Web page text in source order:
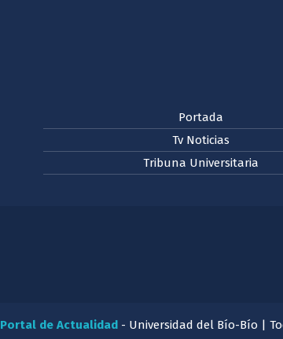
Portada
Tv Noticias
Tribuna Universitaria
Portal de Actualidad- Universidad del Bío-Bío |